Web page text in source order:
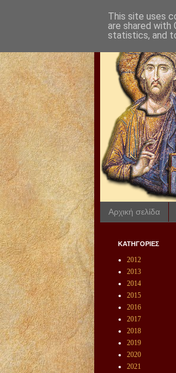
Αρχική σελίδα
ΚΑΤΗΓΟΡΙΕΣ
2012
2013
2014
2015
2016
2017
2018
2019
2020
2021
This site uses
are shared with
statistics, and